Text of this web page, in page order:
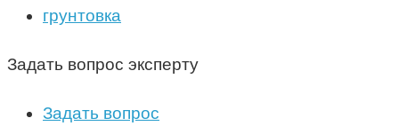
грунтовка
Задать вопрос эксперту
Задать вопрос